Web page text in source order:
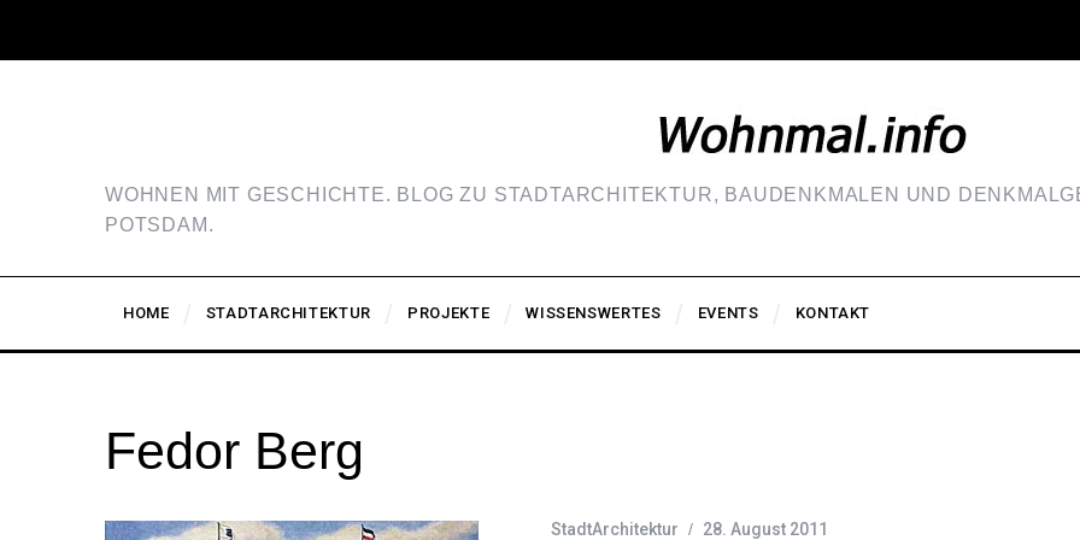
WOHNEN MIT GESCHICHTE. BLOG ZU STADTARCHITEKTUR, BAUDENKMALEN UND
POTSDAM.
HOME STADTARCHITEKTUR PROJEKTE WISSENSWERTES EVENTS KONTAKT
Fedor Berg
StadtArchitektur 28. August 2011